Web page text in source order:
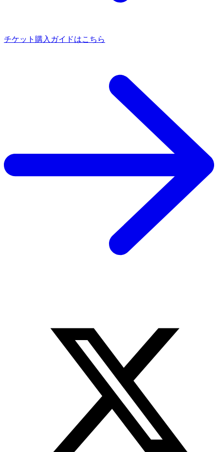
チケット購入ガイドはこちら